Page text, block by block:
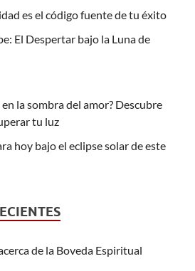
es el código fuente de tu éxito
El Despertar bajo la Luna de
la sombra del amor? Descubre
tu luz
hoy bajo el eclipse solar de este
de la Boveda Espiritual